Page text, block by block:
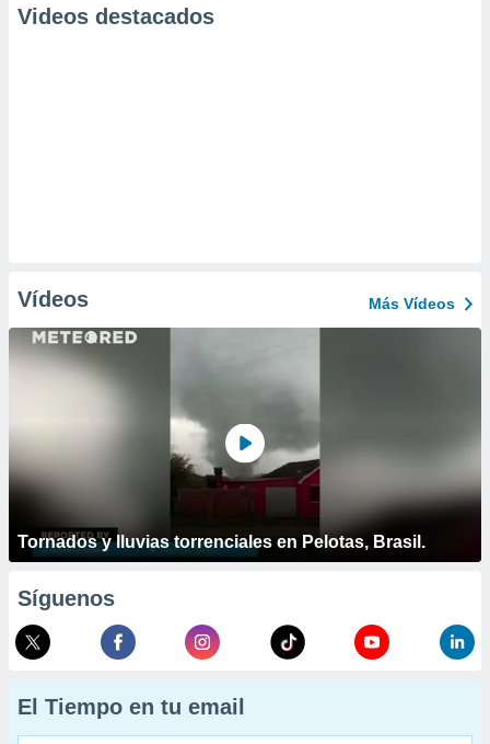
Videos destacados
Vídeos Más Vídeos
Tornados y lluvias torrenciales en Pelotas, Brasil.
Síguenos
El Tiempo en tu email